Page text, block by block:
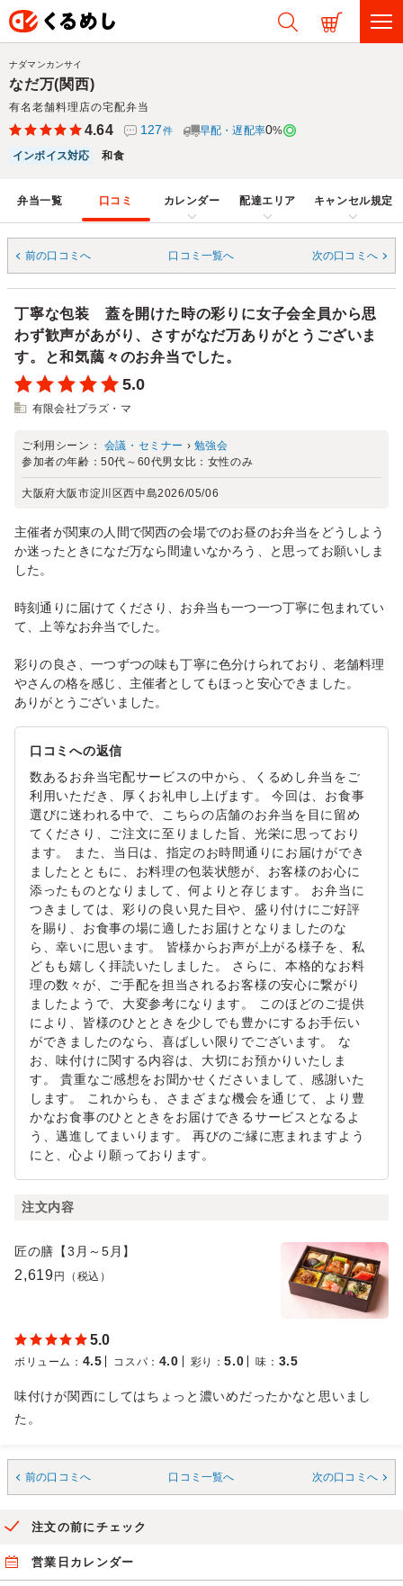
なだ万(関西)
有名老舗料理店の宅配弁当
ナダマンカンサイ
4.64 127件 早配・遅配率0%
インボイス対応
和食
弁当一覧 口コミ カレンダー 配達エリア キャンセル規定
前の口コミへ 口コミ一覧へ 次の口コミへ
丁寧な包装 蓋を開けた時の彩りに女子会全員から思
わず歓声があがり、さすがなだ万ありがとうございま
す。と和気藹々のお弁当でした。
5.0
有限会社プラズ・マ
ご利用シーン： 会議・セミナー › 勉強会
参加者の年齢：50代～60代男女比： 女性のみ
大阪府大阪市淀川区西中島2026/05/06
主催者が関東の人間で関西の会場でのお昼のお弁当をどうしよう
か迷ったときになだ万なら間違いなかろう、と思ってお願いしま
した。
時刻通りに届けてくださり、お弁当も一つ一つ丁寧に包まれてい
て、上等なお弁当でした。
彩りの良さ、一つずつの味も丁寧に色分けられており、老舗料理
やさんの格を感じ、主催者としてもほっと安心できました。
ありがとうございました。
口コミへの返信
数あるお弁当宅配サービスの中から、くるめし弁当をご
利用いただき、厚くお礼申し上げます。 今回は、お食事
選びに迷われる中で、こちらの店舗のお弁当を目に留め
てくださり、ご注文に至りました旨、光栄に思っており
ます。 また、当日は、指定のお時間通りにお届けができ
ましたとともに、お料理の包装状態が、お客様のお心に
添ったものとなりまして、何よりと存じます。 お弁当に
つきましては、彩りの良い見た目や、盛り付けにご好評
を賜り、お食事の場に適したお届けとなりましたのな
ら、幸いに思います。 皆様からお声が上がる様子を、私
どもも嬉しく拝読いたしました。 さらに、本格的なお料
理の数々が、ご手配を担当されるお客様の安心に繋がり
ましたようで、大変参考になります。 このほどのご提供
により、皆様のひとときを少しでも豊かにするお手伝い
ができましたのなら、喜ばしい限りでございます。 な
お、味付けに関する内容は、大切にお預かりいたしま
す。 貴重なご感想をお聞かせくださいまして、感謝いた
します。 これからも、さまざまな機会を通じて、より豊
かなお食事のひとときをお届けできるサービスとなるよ
う、邁進してまいります。 再びのご縁に恵まれますよう
にと、心より願っております。
注文内容
匠の膳【3月～5月】
2,619 円（税込）
5.0
ボリューム ： 4.5 コスパ ： 4.0 彩り ：5.0 味 ： 3.5
味付けが関西にしてはちょっと濃いめだったかなと思いまし
た。
前の口コミへ 口コミ一覧へ 次の口コミへ
注文の前にチェック
営業日カレンダー